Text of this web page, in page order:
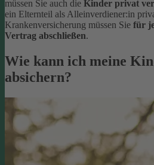
müssen Sie auch die Kinder privat
ein Elternteil als Alleinverdiener:in
Krankenversicherung müssen Sie für
Vertrag abschließen.
Wie kann ich meine
absichern?